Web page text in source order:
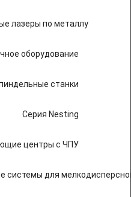
лазеры по металлу
оборудование
станки
Серия Nesting
центры с ЧПУ
системы для